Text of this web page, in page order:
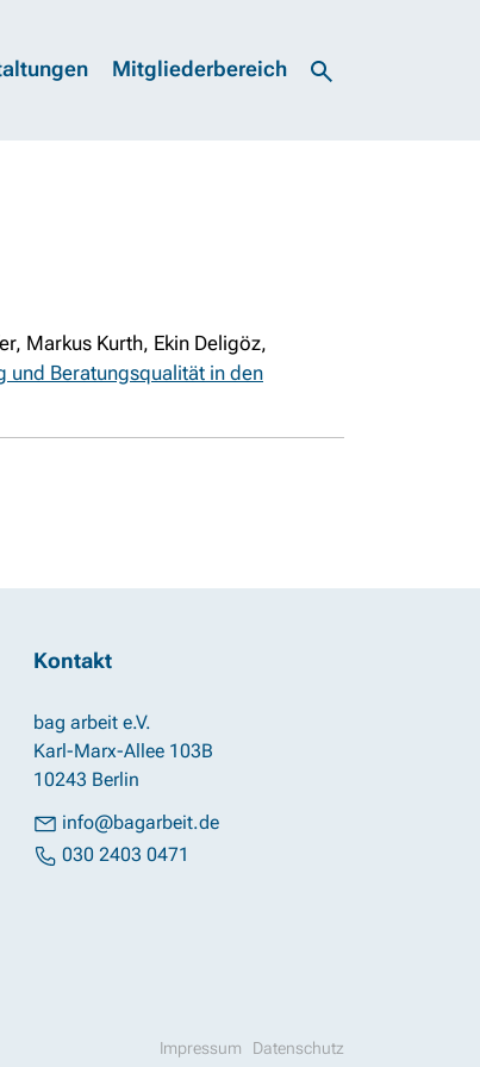
Mitgliederbereich
Markus Kurth, Ekin Deligöz,
und Beratungsqualität in den
Kontakt
bag arbeit e.V.
Karl-Marx-Allee 103B
10243 Berlin
info@bagarbeit.de
030 2403 0471
Impressum Datenschutz